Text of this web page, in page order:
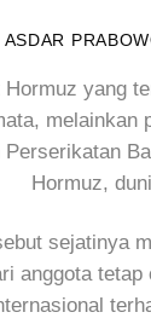
ASDAR
Hormuz yang
melainkan
Perserikatan
Hormuz,
sejatinya
anggota